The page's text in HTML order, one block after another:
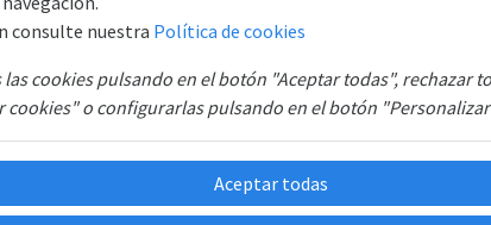
Recuperar contraseña
SAT
consulte nuestra Política de cookies
las cookies pulsando en el botón "Aceptar todas", rechazar
cookies" o configurarlas pulsando en el botón
Aceptar todas